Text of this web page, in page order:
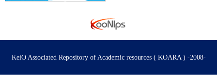
KeiO Associated Repository of Academic resources ( KOARA ) -2008-